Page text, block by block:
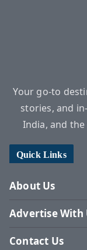
Your go-to
stories, and
India, and
Quick Links
About Us
Advertise With
Contact Us